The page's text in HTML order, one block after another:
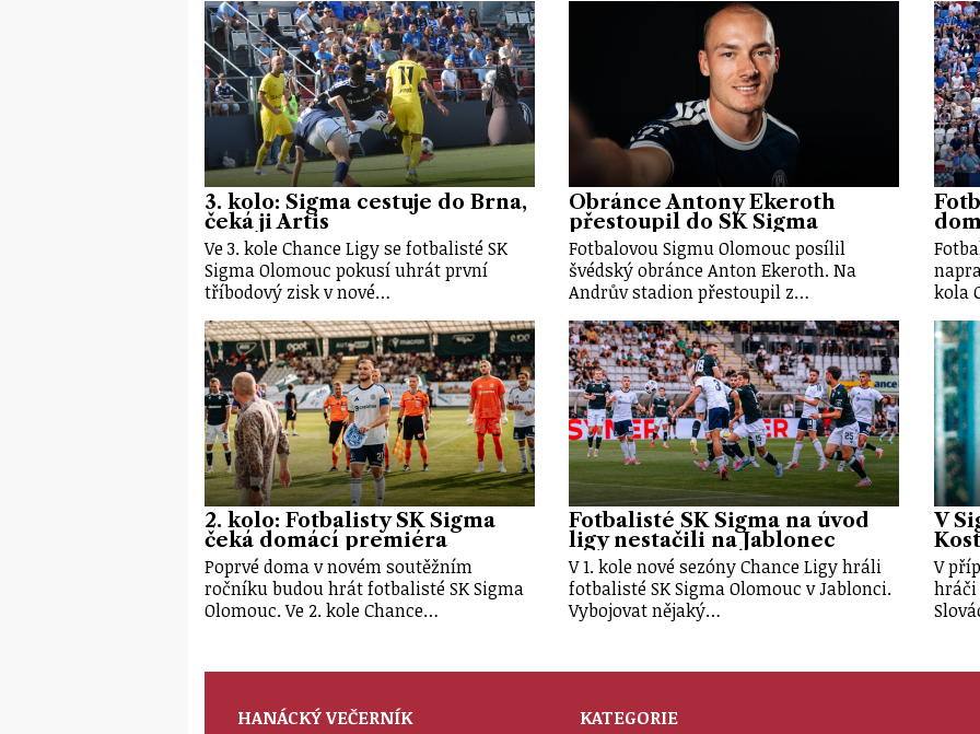
3. kolo: Sigma cestuje do Brna,
čeká ji Artis
Ve 3. kole Chance Ligy se fotbalisté SK
Sigma Olomouc pokusí uhrát první
tříbodový zisk v nové…
Obránce Antony Ekeroth
přestoupil do SK Sigma
Fotbalovou Sigmu Olomouc posílil
švédský obránce Anton Ekeroth. Na
Andrův stadion přestoupil z…
kola
2. kolo: Fotbalisty SK Sigma
čeká domácí premiéra
Poprvé doma v novém soutěžním
ročníku budou hrát fotbalisté SK Sigma
Olomouc. Ve 2. kole Chance…
Fotbalisté SK Sigma na úvod
ligy nestačili na Jablonec
V 1. kole nové sezóny Chance Ligy hráli
fotbalisté SK Sigma Olomouc v Jablonci.
Vybojovat nějaký…
V
V
hráči
HANÁCKÝ VEČERNÍK KATEGORIE